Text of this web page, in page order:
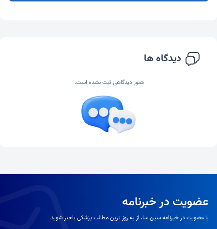
دیدگاه ها
هنوز دیدگاهی ثبت نشده است.!
عضویت در خبرنامه
با عضویت در خبرنامه سین سا، از به روز ترین مطالب پزشکی باخبر شوید.